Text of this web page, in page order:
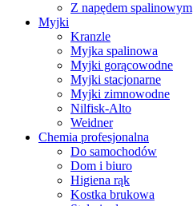
Z napędem spalinowym
Myjki
Kranzle
Myjka spalinowa
Myjki gorącowodne
Myjki stacjonarne
Myjki zimnowodne
Nilfisk-Alto
Weidner
Chemia profesjonalna
Do samochodów
Dom i biuro
Higiena rąk
Kostka brukowa